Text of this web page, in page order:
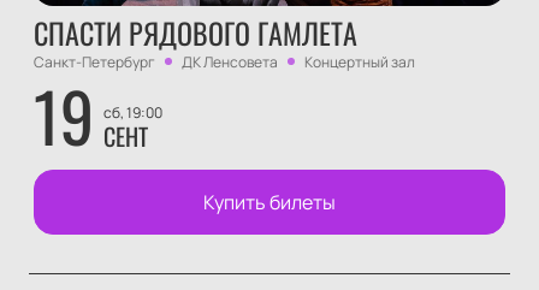
СПАСТИ РЯДОВОГО ГАМЛЕТА
Санкт-Петербург ДК Ленсовета Концертный зал
19 сб, 19:00
СЕНТ
Купить билеты